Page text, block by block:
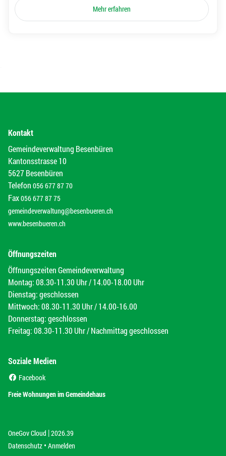
Mehr erfahren
Kontakt
Gemeindeverwaltung Besenbüren
Kantonsstrasse 10
5627 Besenbüren
Telefon 056 677 87 70
Fax056 677 87 75
gemeindeverwaltung@besenbueren.ch
www.besenbueren.ch
Öffnungszeiten
Öffnungszeiten Gemeindeverwaltung
Montag: 08.30-11.30 Uhr / 14.00-18.00 Uhr
Dienstag: geschlossen
Mittwoch: 08.30-11.30 Uhr / 14.00-16.00
Donnerstag: geschlossen
Freitag: 08.30-11.30 Uhr / Nachmittag geschlossen
Soziale Medien
Facebook
Freie Wohnungen im Gemeindehaus
OneGov Cloud (External Link)
|2026.39
Datenschutz (External Link)
Anmelden